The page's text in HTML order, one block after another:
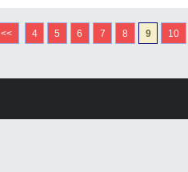
<< 4 5 6 7 8 9 10